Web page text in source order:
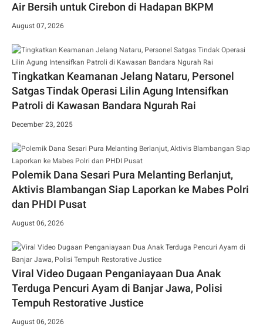
Air Bersih untuk Cirebon di Hadapan BKPM
August 07, 2026
Tingkatkan Keamanan Jelang Nataru, Personel
Satgas Tindak Operasi Lilin Agung Intensifkan
Patroli di Kawasan Bandara Ngurah Rai
December 23, 2025
Polemik Dana Sesari Pura Melanting Berlanjut,
Aktivis Blambangan Siap Laporkan ke Mabes Polri
dan PHDI Pusat
August 06, 2026
Viral Video Dugaan Penganiayaan Dua Anak
Terduga Pencuri Ayam di Banjar Jawa, Polisi
Tempuh Restorative Justice
August 06, 2026